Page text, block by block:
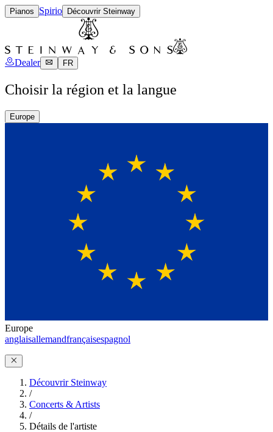
Pianos Spirio Découvrir Steinway
Dealer FR
Choisir la région et la langue
Europe
Europe
anglaisallemandfrançaisespagnol
Découvrir Steinway
/
Concerts & Artists
/
Détails de l'artiste